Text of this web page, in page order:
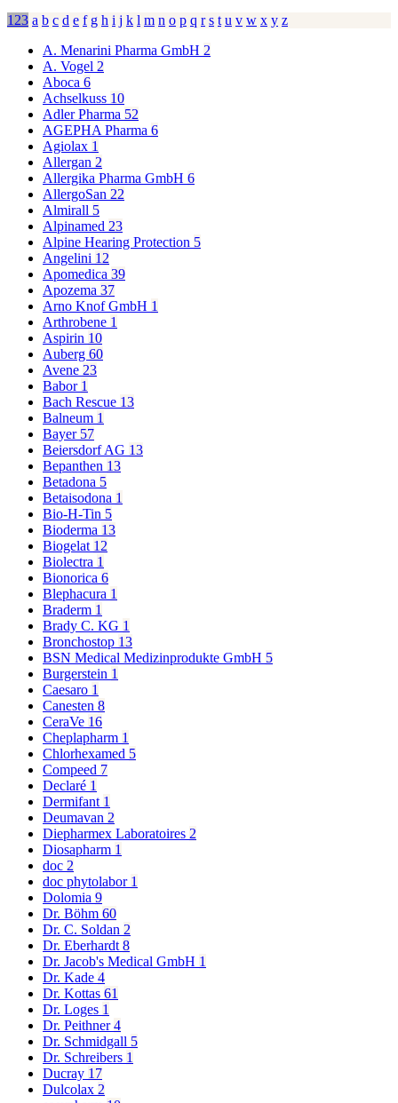
123 a b c d e f g h i j k l m n o p q r s t u v w x y z
A. Menarini Pharma GmbH 2
A. Vogel 2
Aboca 6
Achselkuss 10
Adler Pharma 52
AGEPHA Pharma 6
Agiolax 1
Allergan 2
Allergika Pharma GmbH 6
AllergoSan 22
Almirall 5
Alpinamed 23
Alpine Hearing Protection 5
Angelini 12
Apomedica 39
Apozema 37
Arno Knof GmbH 1
Arthrobene 1
Aspirin 10
Auberg 60
Avene 23
Babor 1
Bach Rescue 13
Balneum 1
Bayer 57
Beiersdorf AG 13
Bepanthen 13
Betadona 5
Betaisodona 1
Bio-H-Tin 5
Bioderma 13
Biogelat 12
Biolectra 1
Bionorica 6
Blephacura 1
Braderm 1
Brady C. KG 1
Bronchostop 13
BSN Medical Medizinprodukte GmbH 5
Burgerstein 1
Caesaro 1
Canesten 8
CeraVe 16
Cheplapharm 1
Chlorhexamed 5
Compeed 7
Declaré 1
Dermifant 1
Deumavan 2
Diepharmex Laboratoires 2
Diosapharm 1
doc 2
doc phytolabor 1
Dolomia 9
Dr. Böhm 60
Dr. C. Soldan 2
Dr. Eberhardt 8
Dr. Jacob's Medical GmbH 1
Dr. Kade 4
Dr. Kottas 61
Dr. Loges 1
Dr. Peithner4
Dr. Schmidgall 5
Dr. Schreibers 1
Ducray 17
Dulcolax 2